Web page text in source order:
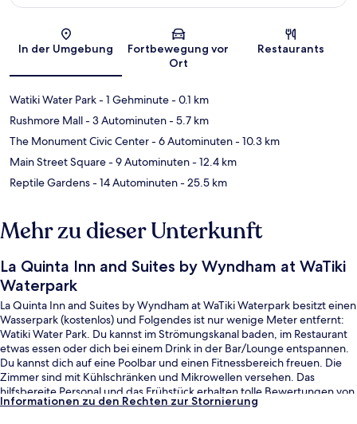
Karte
In der Umgebung
Fortbewegung vor
Ort
Restaurants
Watiki Water Park- 1 Gehminute- 0.1 km
Rushmore Mall- 3 Autominuten- 5.7 km
The Monument Civic Center- 6 Autominuten- 10.3 km
Main Street Square- 9 Autominuten- 12.4 km
Reptile Gardens- 14 Autominuten- 25.5 km
Mehr zu dieser Unterkunft
La Quinta Inn and Suites by Wyndham at WaTiki
Waterpark
La Quinta Inn and Suites by Wyndham at WaTiki Waterpark besitzt einen
Wasserpark (kostenlos) und Folgendes ist nur wenige Meter entfernt:
Watiki Water Park. Du kannst im Strömungskanal baden, im Restaurant
etwas essen oder dich bei einem Drink in der Bar/Lounge entspannen.
Du kannst dich auf eine Poolbar und einen Fitnessbereich freuen. Die
Zimmer sind mit Kühlschränken und Mikrowellen versehen. Das
hilfsbereite Personal und das Frühstück erhalten tolle Bewertungen von
anderen Reisenden.
Informationen zu den Rechten zur Stornierung